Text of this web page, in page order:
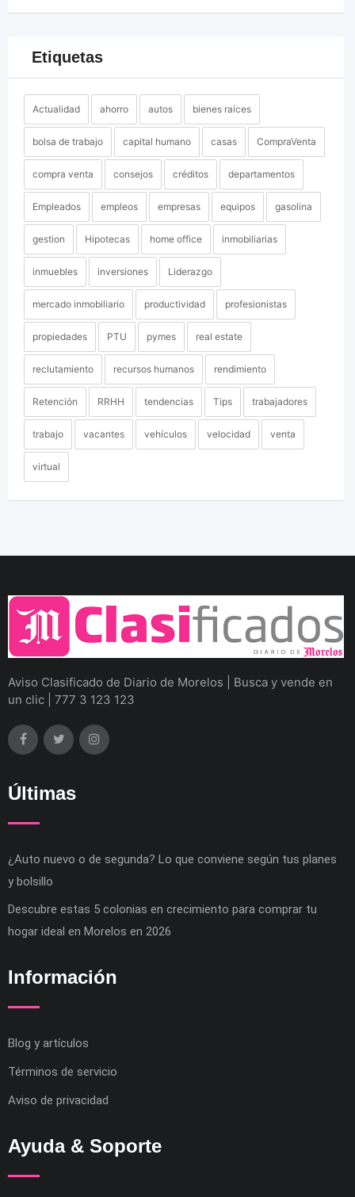
Etiquetas
Actualidad ahorro autos bienes raíces
bolsa de trabajo capital humano casas CompraVenta
compra venta consejos créditos departamentos
Empleados empleos empresas equipos gasolina
gestion Hipotecas home office inmobiliarias
inmuebles inversiones Liderazgo
mercado inmobiliario productividad profesionistas
propiedades PTU pymes real estate
reclutamiento recursos humanos rendimiento
Retención RRHH tendencias Tips trabajadores
trabajo vacantes vehículos velocidad venta
virtual
Aviso Clasificado de Diario de Morelos | Busca y vende en
un clic | 777 3 123 123
Últimas
¿Auto nuevo o de segunda? Lo que conviene según tus planes
y bolsillo
Descubre estas 5 colonias en crecimiento para comprar tu
hogar ideal en Morelos en 2026
Información
Blog y artículos
Términos de servicio
Aviso de privacidad
Ayuda & Soporte